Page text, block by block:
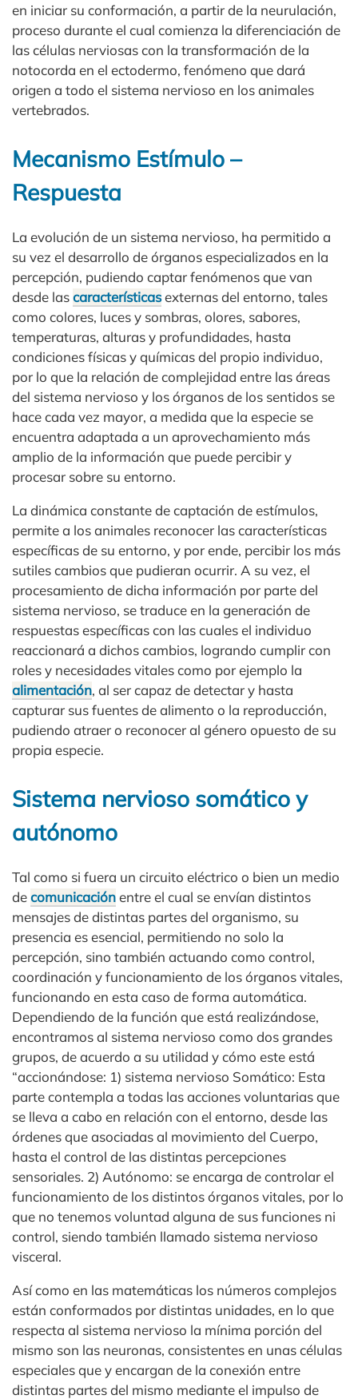
en iniciar su conformación, a partir de la neurulación,
proceso durante el cual comienza la diferenciación de
las células nerviosas con la transformación de la
notocorda en el ectodermo, fenómeno que dará
origen a todo el sistema nervioso en los animales
vertebrados.
Mecanismo Estímulo –
Respuesta
La evolución de un sistema nervioso, ha permitido a
su vez el desarrollo de órganos especializados en la
percepción, pudiendo captar fenómenos que van
desde lascaracterísticasexternas del entorno, tales
como colores, luces y sombras, olores, sabores,
temperaturas, alturas y profundidades, hasta
condiciones físicas y químicas del propio individuo,
por lo que la relación de complejidad entre las áreas
del sistema nervioso y los órganos de los sentidos se
hace cada vez mayor, a medida que la especie se
encuentra adaptada a un aprovechamiento más
amplio de la información que puede percibir y
procesar sobre su entorno.
La dinámica constante de captación de estímulos,
permite a los animales reconocer las características
específicas de su entorno, y por ende, percibir los más
sutiles cambios que pudieran ocurrir. A su vez, el
procesamiento de dicha información por parte del
sistema nervioso, se traduce en la generación de
respuestas específicas con las cuales el individuo
reaccionará a dichos cambios, logrando cumplir con
roles y necesidades vitales como por ejemplo la
alimentación, al ser capaz de detectar y hasta
capturar sus fuentes de alimento o la reproducción,
pudiendo atraer o reconocer al género opuesto de su
propia especie.
Sistema nervioso somático y
autónomo
Tal como si fuera un circuito eléctrico o bien un medio
decomunicaciónentre el cual se envían distintos
mensajes de distintas partes del organismo, su
presencia es esencial, permitiendo no solo la
percepción, sino también actuando como control,
coordinación y funcionamiento de los órganos vitales,
funcionando en esta caso de forma automática.
Dependiendo de la función que está realizándose,
encontramos al sistema nervioso como dos grandes
grupos, de acuerdo a su utilidad y cómo este está
“accionándose: 1) sistema nervioso Somático: Esta
parte contempla a todas las acciones voluntarias que
se lleva a cabo en relación con el entorno, desde las
órdenes que asociadas al movimiento del Cuerpo,
hasta el control de las distintas percepciones
sensoriales. 2) Autónomo: se encarga de controlar el
funcionamiento de los distintos órganos vitales, por lo
que no tenemos voluntad alguna de sus funciones ni
control, siendo también llamado sistema nervioso
visceral.
Así como en las matemáticas los números complejos
están conformados por distintas unidades, en lo que
respecta al sistema nervioso la mínima porción del
mismo son las neuronas, consistentes en unas células
especiales que y encargan de la conexión entre
distintas partes del mismo mediante el impulso de